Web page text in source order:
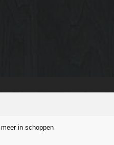
in schoppen